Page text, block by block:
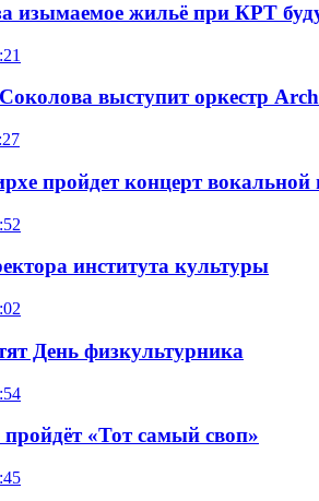
изымаемое жильё при КРТ
выступит оркестр
пройдет концерт
института культуры
День физкультурника
«Тот самый своп»